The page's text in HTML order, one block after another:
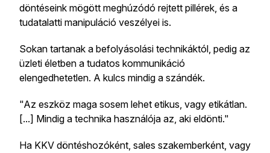
döntéseink mögött meghúzódó rejtett pillérek, és a
tudatalatti manipuláció veszélyei is.
Sokan tartanak a befolyásolási technikáktól, pedig az
üzleti életben a tudatos kommunikáció
elengedhetetlen. A kulcs mindig a szándék.
"Az eszköz maga sosem lehet etikus, vagy etikátlan.
[...] Mindig a technika használója az, aki eldönti."
Ha KKV döntéshozóként, sales szakemberként, vagy